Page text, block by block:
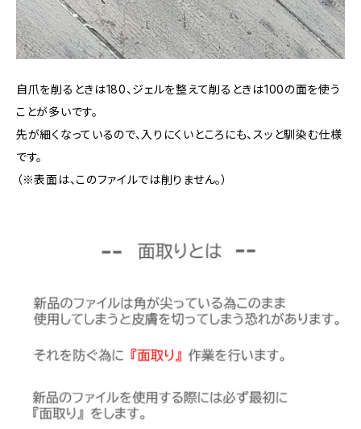
自爪を削るときは180、ジェルを整えて削るときは100の面を使う
ことが多いです。
先が細くなっているので、入りにくいところにも、スッと馴染む仕様
です。
（※表面は、このファイルでは削りません。）